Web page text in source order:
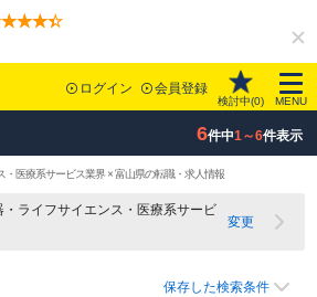
ログイン 会員登録
検討中(0) MENU
6件中1～6件表示
・医療系サービス業界 × 富山県の転職・求人情報
ライフサイエンス・医療系サービ
変更
保存した検索条件